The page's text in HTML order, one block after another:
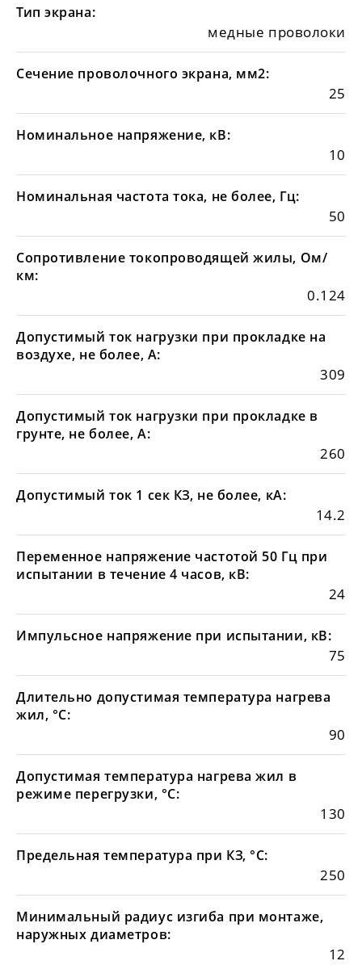
Тип экрана:
медные проволоки
Сечение проволочного экрана, мм2:
25
Номинальное напряжение, кВ:
10
Номинальная частота тока, не более, Гц:
50
Сопротивление токопроводящей жилы, Ом/
км:
0.124
Допустимый ток нагрузки при прокладке на
воздухе, не более, А:
309
Допустимый ток нагрузки при прокладке в
грунте, не более, А:
260
Допустимый ток 1 сек КЗ, не более, кА:
14.2
Переменное напряжение частотой 50 Гц при
испытании в течение 4 часов, кВ:
24
Импульсное напряжение при испытании, кВ:
75
Длительно допустимая температура нагрева
жил, °С:
90
Допустимая температура нагрева жил в
режиме перегрузки, °С:
130
Предельная температура при КЗ, °С:
250
Минимальный радиус изгиба при монтаже,
наружных диаметров:
12